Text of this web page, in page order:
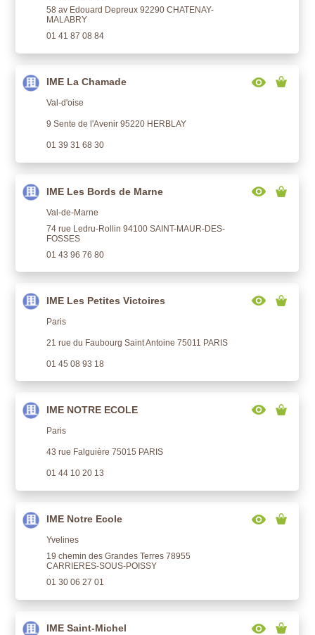
58 av Edouard Depreux 92290 CHATENAY-
MALABRY
01 41 87 08 84
IME La Chamade
Val-d'oise
9 Sente de l'Avenir 95220 HERBLAY
01 39 31 68 30
IME Les Bords de Marne
Val-de-Marne
74 rue Ledru-Rollin 94100 SAINT-MAUR-DES-
FOSSES
01 43 96 76 80
IME Les Petites Victoires
Paris
21 rue du Faubourg Saint Antoine 75011 PARIS
01 45 08 93 18
IME NOTRE ECOLE
Paris
43 rue Falguière 75015 PARIS
01 44 10 20 13
IME Notre Ecole
Yvelines
19 chemin des Grandes Terres 78955
CARRIERES-SOUS-POISSY
01 30 06 27 01
IME Saint-Michel